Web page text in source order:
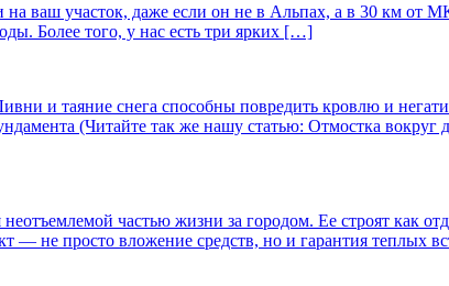
ваш участок, даже если он не в Альпах, а в 30 км от
Более того, у нас есть три ярких […]
и таяние снега способны повредить кровлю и
(Читайте так же нашу статью: Отмостка вокруг
частью жизни за городом. Ее строят как
не просто вложение средств, но и гарантия теплых